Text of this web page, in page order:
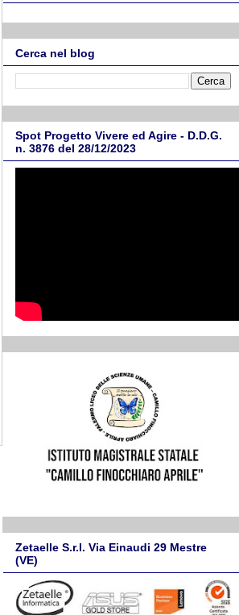
Cerca nel blog
Spot Progetto Vivere ed Agire - D.D.G.
n. 3876 del 28/12/2023
Zetaelle S.r.l. Via Einaudi 29 Mestre
(VE)